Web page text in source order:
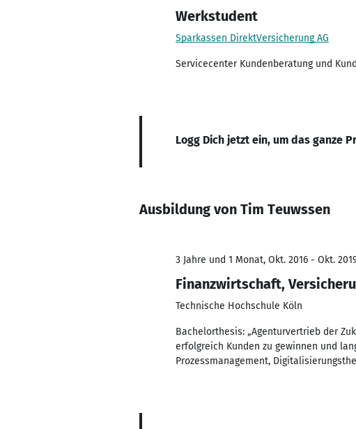
Werkstudent
Sparkassen DirektVersicherung AG
Servicecenter Kundenberatung und
Logg Dich jetzt ein, um das ganze
Ausbildung von Tim Teuwssen
3 Jahre und 1 Monat, Okt. 2016 - Okt.
Finanzwirtschaft,
Technische Hochschule Köln
Bachelorthesis: „Agenturvertrieb der
erfolgreich Kunden zu gewinnen und
Prozessmanagement,